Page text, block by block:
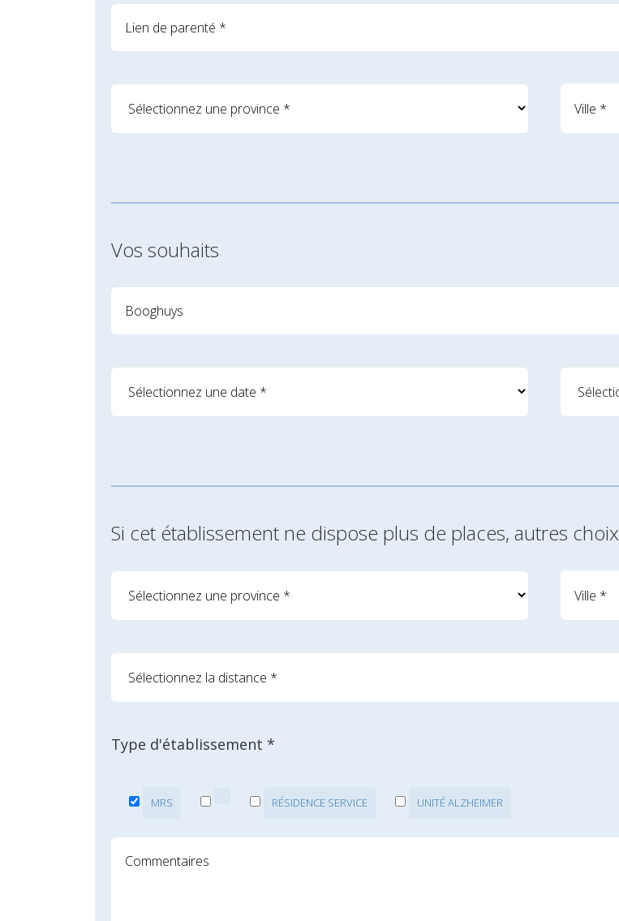
Vos souhaits
Si cet établissement ne dispose plus de places, autres choix
Type d'établissement *
MRS RÉSIDENCE SERVICE UNITÉ ALZHEIMER